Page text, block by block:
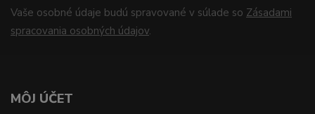
Vaše osobné údaje budú spravované v súlade so Zásadami
spracovania osobných údajov.
MÔJ ÚČET